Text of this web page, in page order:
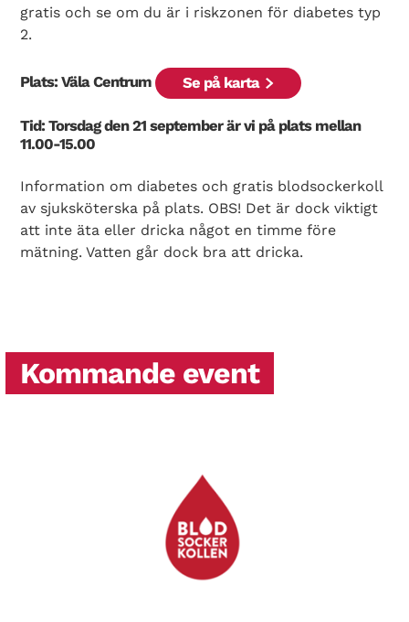
Search Diabetes Wellness Sverige
gratis och se om du är i riskzonen för diabetes typ
2.
Plats: Väla Centrum Se på karta
Tid: Torsdag den 21 september är vi på plats mellan
11.00-15.00
Information om diabetes och gratis blodsockerkoll
av sjuksköterska på plats. OBS! Det är dock viktigt
att inte äta eller dricka något en timme före
mätning. Vatten går dock bra att dricka.
Kommande event